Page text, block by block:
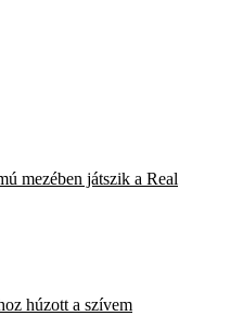
mezében játszik a Real
húzott a szívem